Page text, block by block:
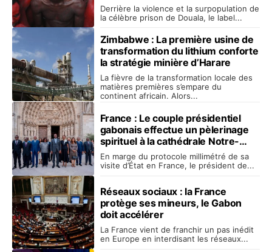
Derrière la violence et la surpopulation de
la célèbre prison de Douala, le label...
Zimbabwe : La première usine de
transformation du lithium conforte
la stratégie minière d’Harare
La fièvre de la transformation locale des
matières premières s’empare du
continent africain. Alors...
France : Le couple présidentiel
gabonais effectue un pèlerinage
spirituel à la cathédrale Notre-
Dame de Paris
En marge du protocole millimétré de sa
visite d’État en France, le président de...
Réseaux sociaux : la France
protège ses mineurs, le Gabon
doit accélérer
La France vient de franchir un pas inédit
en Europe en interdisant les réseaux...